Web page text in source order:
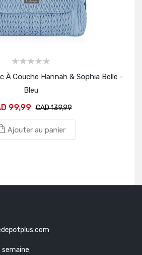
À Couche Hannah & Sophia Belle -
Bleu
99,99 CAD 139,99
Ajouter au panier
semaine